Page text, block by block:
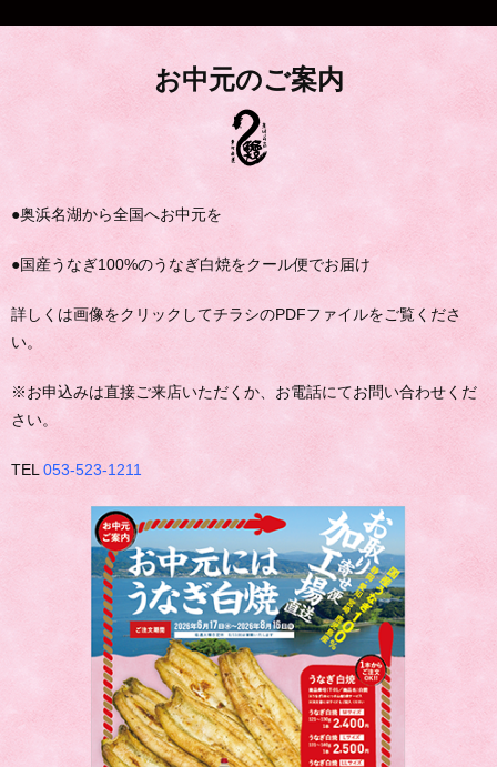
お中元のご案内
●奥浜名湖から全国へお中元を
●国産うなぎ100%のうなぎ白焼をクール便でお届け
詳しくは画像をクリックしてチラシのPDFファイルをご覧くださ
い。
※お申込みは直接ご来店いただくか、お電話にてお問い合わせくだ
さい。
TEL053-523-1211